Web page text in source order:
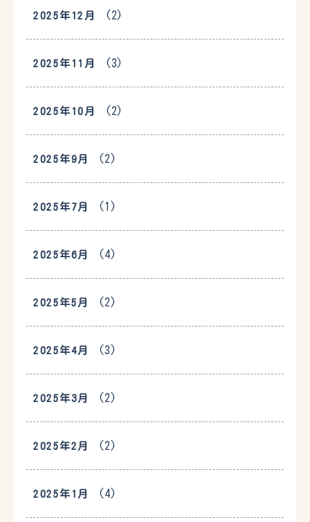
2025年12月 (2)
2025年11月 (3)
2025年10月 (2)
2025年9月 (2)
2025年7月 (1)
2025年6月 (4)
2025年5月 (2)
2025年4月 (3)
2025年3月 (2)
2025年2月 (2)
2025年1月 (4)